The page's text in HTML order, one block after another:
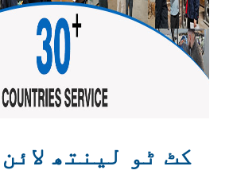
کٹ ٹو لینتھ